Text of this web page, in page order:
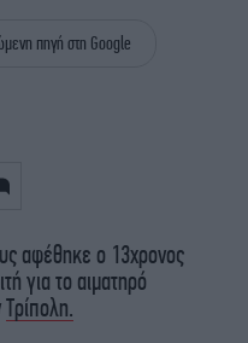
THE OCEAN
πηγή στη Google
αφέθηκε ο 13χρονος
για το αιματηρό
Τρίπολη.